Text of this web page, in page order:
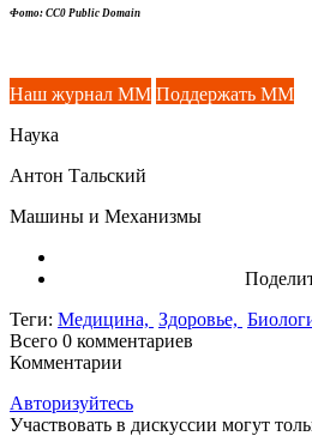
Фото: CC0 Public Domain
Наш журнал ММ Поддержать ММ
Наука
Антон Тальский
Машины и Механизмы
Теги: Медицина, Здоровье,
Всего 0 комментариев
Комментарии
Авторизуйтесь
Участвовать в дискуссии могут